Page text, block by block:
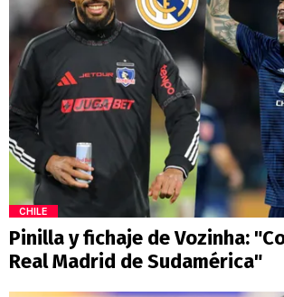
CHILE
Pinilla y fichaje de Vozinha:
Real Madrid de Sudamérica"